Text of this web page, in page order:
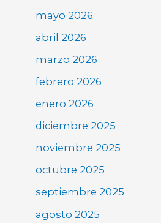
mayo 2026
abril 2026
marzo 2026
febrero 2026
enero 2026
diciembre 2025
noviembre 2025
octubre 2025
septiembre 2025
agosto 2025